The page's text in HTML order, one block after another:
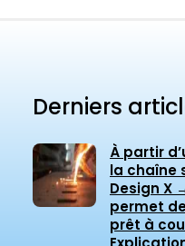
Derniers
À partir
la chaîne
Design X
permet
prêt à